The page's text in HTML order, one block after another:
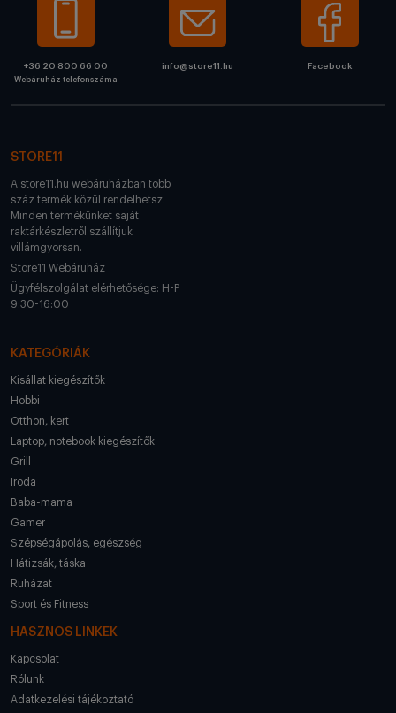
+36 20 800 66 00
Webáruház telefonszáma
info@store11.hu Facebook
STORE11
A store11.hu webáruházban több
száz termék közül rendelhetsz.
Minden termékünket saját
raktárkészletről szállítjuk
villámgyorsan.
Store11 Webáruház
Ügyfélszolgálat elérhetősége: H-P
9:30-16:00
KATEGÓRIÁK
Kisállat kiegészítők
Hobbi
Otthon, kert
Laptop, notebook kiegészítők
Grill
Iroda
Baba-mama
Gamer
Szépségápolás, egészség
Hátizsák, táska
Ruházat
Sport és Fitness
HASZNOS LINKEK
Kapcsolat
Rólunk
Adatkezelési tájékoztató